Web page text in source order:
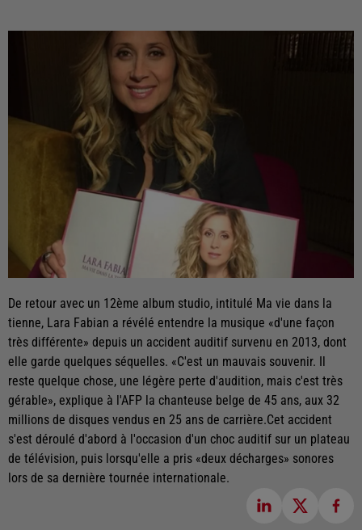
De retour avec un 12ème album studio, intitulé Ma vie dans la
tienne, Lara Fabian a révélé entendre la musique «d'une façon
très différente» depuis un accident auditif survenu en 2013, dont
elle garde quelques séquelles. «C'est un mauvais souvenir. Il
reste quelque chose, une légère perte d'audition, mais c'est très
gérable», explique à l'AFP la chanteuse belge de 45 ans, aux 32
millions de disques vendus en 25 ans de carrière.Cet accident
s'est déroulé d'abord à l'occasion d'un choc auditif sur un plateau
de télévision, puis lorsqu'elle a pris «deux décharges» sonores
lors de sa dernière tournée internationale.